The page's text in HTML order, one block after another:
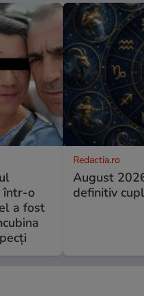
într-o
a fost
Redactia.ro
August
definitiv